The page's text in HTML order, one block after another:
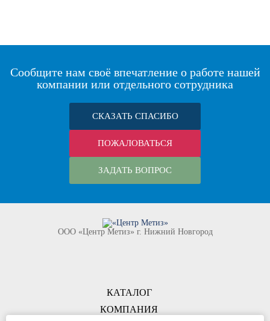
Сообщите нам своё впечатление о работе нашей
компании или отдельного сотрудника
СКАЗАТЬ СПАСИБО
ПОЖАЛОВАТЬСЯ
ЗАДАТЬ ВОПРОС
КОМПАНИЯ
ООО «Центр Метиз» г. Нижний Новгород
КАТАЛОГ